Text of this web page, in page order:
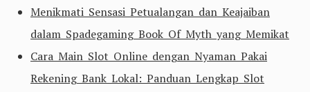
Menikmati Sensasi Petualangan dan Keajaiban
dalam Spadegaming Book Of Myth yang Memikat
Cara Main Slot Online dengan Nyaman Pakai
Rekening Bank Lokal: Panduan Lengkap Slot